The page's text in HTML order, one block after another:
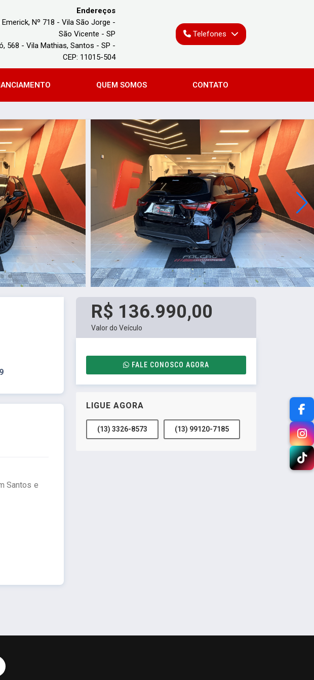
Endereços
Nº 718 - Vila São Jorge -
São Vicente - SP
568 - Vila Mathias, Santos - SP -
CEP: 11015-504
Telefones
QUEM SOMOS CONTATO
Santos e
R$ 136.990,00
Valor do Veículo
FALE CONOSCO AGORA
LIGUE AGORA
(13) 3326-8573 (13) 99120-7185